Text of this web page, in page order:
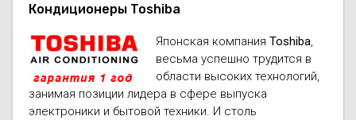
Кондиционеры Toshiba
Японская компания Toshiba,
весьма успешно трудится в
области высоких технологий,
занимая позиции лидера в сфере выпуска
электроники и бытовой техники. И столь